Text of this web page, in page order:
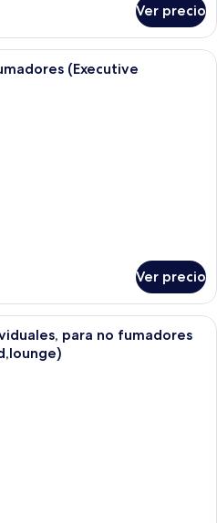
Ver precio
Una habitación de hotel con una
(Executive
Ver precio
Una habitación de hotel con una
para no fumadores